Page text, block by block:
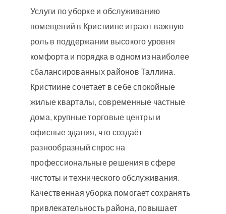
Услуги по уборке и обслуживанию
помещений в Кристиине играют важную
роль в поддержании высокого уровня
комфорта и порядка в одном из наиболее
сбалансированных районов Таллина.
Кристиине сочетает в себе спокойные
жилые кварталы, современные частные
дома, крупные торговые центры и
офисные здания, что создаёт
разнообразный спрос на
профессиональные решения в сфере
чистоты и технического обслуживания.
Качественная уборка помогает сохранять
привлекательность района, повышает